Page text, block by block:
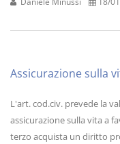
Assicurazione sulla
L'art. cod.civ. prevede la
assicurazione sulla vita a
terzo acquista un diritto